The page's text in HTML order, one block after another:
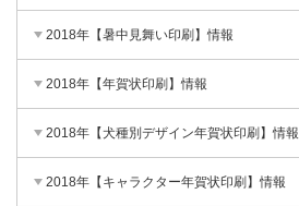
2018年【暑中見舞い印刷】情報
2018年【年賀状印刷】情報
2018年【犬種別デザイン年賀状印刷】情報
2018年【キャラクター年賀状印刷】情報